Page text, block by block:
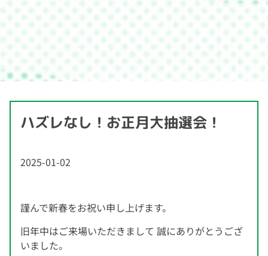
ハズレなし！お正月大抽選会！
2025-01-02
謹んで新春をお祝い申し上げます。
旧年中はご来場いただきまして 誠にありがとうござ
いました。